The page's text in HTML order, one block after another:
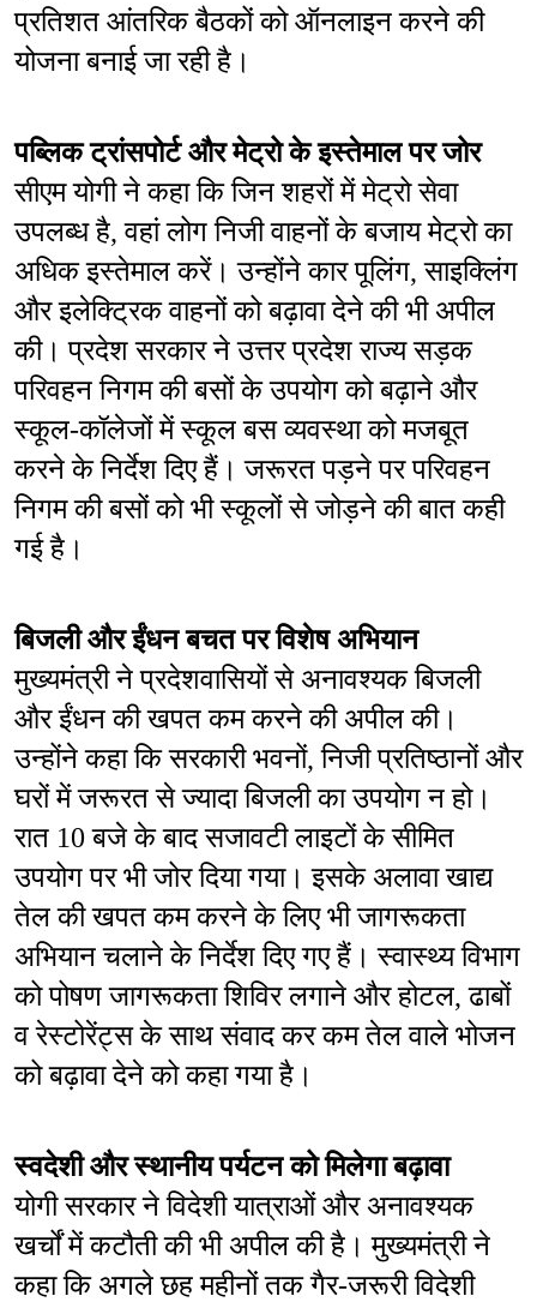
प्रतिशत आंतरिक बैठकों को ऑनलाइन करने की
योजना बनाई जा रही है।
पब्लिक ट्रांसपोर्ट और मेट्रो के इस्तेमाल पर जोर
सीएम योगी ने कहा कि जिन शहरों में मेट्रो सेवा
उपलब्ध है, वहां लोग निजी वाहनों के बजाय मेट्रो का
अधिक इस्तेमाल करें। उन्होंने कार पूलिंग, साइक्लिंग
और इलेक्ट्रिक वाहनों को बढ़ावा देने की भी अपील
की। प्रदेश सरकार ने उत्तर प्रदेश राज्य सड़क
परिवहन निगम की बसों के उपयोग को बढ़ाने और
स्कूल-कॉलेजों में स्कूल बस व्यवस्था को मजबूत
करने के निर्देश दिए हैं। जरूरत पड़ने पर परिवहन
निगम की बसों को भी स्कूलों से जोड़ने की बात कही
गई है।
बिजली और ईंधन बचत पर विशेष अभियान
मुख्यमंत्री ने प्रदेशवासियों से अनावश्यक बिजली
और ईंधन की खपत कम करने की अपील की।
उन्होंने कहा कि सरकारी भवनों, निजी प्रतिष्ठानों और
घरों में जरूरत से ज्यादा बिजली का उपयोग न हो।
रात 10 बजे के बाद सजावटी लाइटों के सीमित
उपयोग पर भी जोर दिया गया। इसके अलावा खाद्य
तेल की खपत कम करने के लिए भी जागरूकता
अभियान चलाने के निर्देश दिए गए हैं। स्वास्थ्य विभाग
को पोषण जागरूकता शिविर लगाने और होटल, ढाबों
व रेस्टोरेंट्स के साथ संवाद कर कम तेल वाले भोजन
को बढ़ावा देने को कहा गया है।
स्वदेशी और स्थानीय पर्यटन को मिलेगा बढ़ावा
योगी सरकार ने विदेशी यात्राओं और अनावश्यक
खर्चों में कटौती की भी अपील की है। मुख्यमंत्री ने
कहा कि अगले छह महीनों तक गैर-जरूरी विदेशी